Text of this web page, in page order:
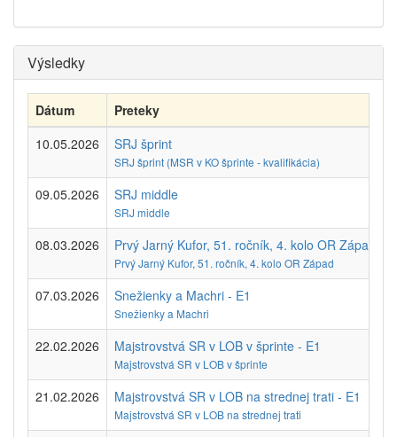
Výsledky
Dátum
Preteky
10.05.2026
SRJ šprint
SRJ šprint (MSR v KO šprinte - kvalifikácia)
09.05.2026 SRJ middle
SRJ middle
08.03.2026 Prvý Jarný Kufor, 51. ročník, 4. kolo OR Západ -
Prvý Jarný Kufor, 51. ročník, 4. kolo OR Západ
07.03.2026 Snežienky a Machri - E1
Snežienky a Machri
22.02.2026 Majstrovstvá SR v LOB v šprinte - E1
Majstrovstvá SR v LOB v šprinte
21.02.2026 Majstrovstvá SR v LOB na strednej trati - E1
Majstrovstvá SR v LOB na strednej trati